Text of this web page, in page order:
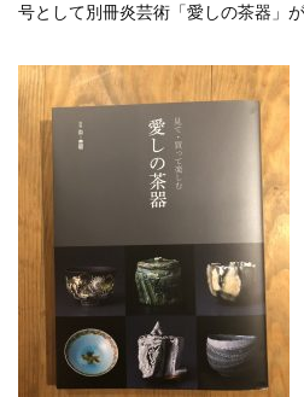
号として別冊炎芸術「愛しの茶器」